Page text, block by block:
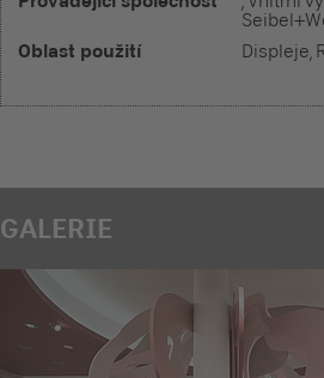
Oblast použití Displeje,
GALERIE